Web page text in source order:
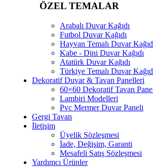
ÖZEL TEMALAR
Arabalı Duvar Kağıdı
Futbol Duvar Kağıdı
Hayvan Temalı Duvar
Kabe - Dini Duvar Kağıdı
Atatürk Duvar Kağıdı
Türkiye Temalı Duvar
Dekoratif Duvar & Tavan Panelleri
60×60 Dekoratif Tavan
Lambiri Modelleri
Pvc Mermer Duvar Paneli
Gergi Tavan
İletişim
Üyelik Sözleşmesi
İade, Değişim, Garanti
Mesafeli Satış Sözleşmesi
Yardımcı Ürünler